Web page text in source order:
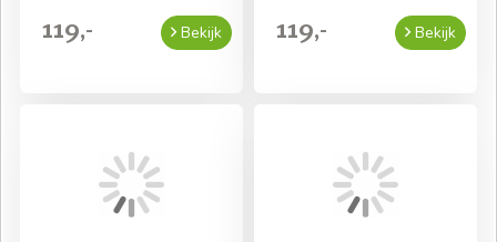
119,- Bekijk 119,- Bekijk